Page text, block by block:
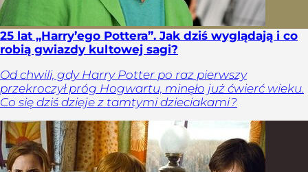
25 lat „Harry’ego Pottera”. Jak dziś wyglądają i co
robią gwiazdy kultowej sagi?
Od chwili, gdy Harry Potter po raz pierwszy
przekroczył próg Hogwartu, minęło już ćwierć wieku.
Co się dziś dzieje z tamtymi dzieciakami?